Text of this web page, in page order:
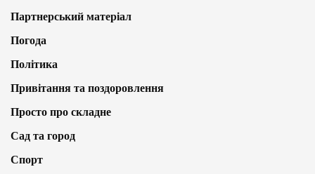
Партнерський матеріал
Погода
Політика
Привітання та поздоровлення
Просто про складне
Сад та город
Спорт